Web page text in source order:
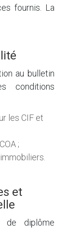
fournis. La
au bulletin
conditions
les CIF et
;
et
de diplôme